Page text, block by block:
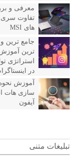
معرفی و
تفاوت
های MSI
جامع ترین
ترین
استراتژی
در
آموزش
سازی هات
آیفون
تبلیغات متنی